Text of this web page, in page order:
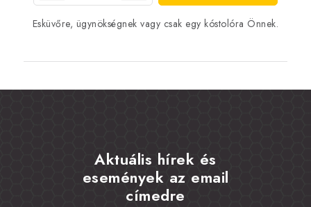
Esküvőre, ügynökségnek vagy csak egy kóstolóra Önnek.
Aktuális hírek és
események az email
címedre